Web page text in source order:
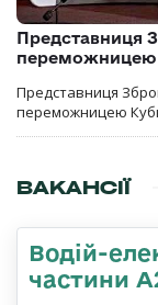
Представниця
переможницею
Представниця
переможницею
ВАКАНСІЇ
Водій-
частини